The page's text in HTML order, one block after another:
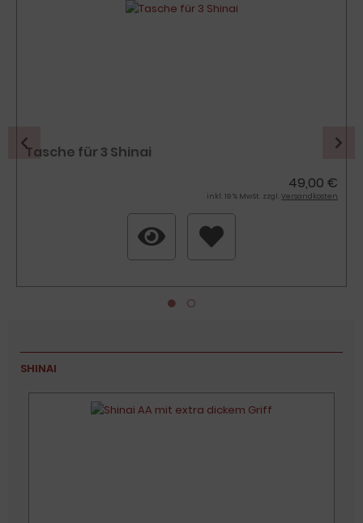
Tasche für 3 Shinai
49,00 €
inkl. 19 % MwSt. zzgl. Versandkosten
SHINAI